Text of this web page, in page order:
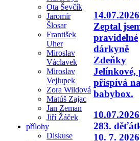
Ota Ševčík
Jaromír
Šlosar
František
Uher
Miroslav
Václavek
Miroslav
Vejlupek
Zora Wildová
Matúš Zajac
Jan Zeman
Jiří Žáček
přílohy
Diskuse
Zeptal
pravidelné
dárkyně
Zdeňky
Jelínkové,
přispívá
babybox.
283.
10. 7.